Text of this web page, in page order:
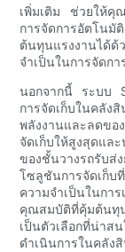
เพิ่มเติม ช่วยให้คุ
การจัดการอัตโนมั
ต้นทุนแรงงานได้ด้
จำเป็นในการจัดก
นอกจากนี้ ระบบ
การจัดเก็บในคลั
พลังงานและลดขอ
จัดเก็บให้สูงสุดแ
ของชั้นวางรถรับส่
โซลูชันการจัดเก็
ความจำเป็นในก
คุณสมบัติที่คุ้มต้นทุ
เป็นตัวเลือกที่น่า
ดำเนินการในคลัง